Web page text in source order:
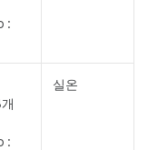
:
:
실온